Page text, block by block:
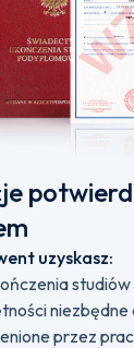
uzyskasz:
przez